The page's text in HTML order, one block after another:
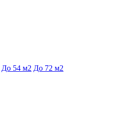
До 54 м2 До 72 м2